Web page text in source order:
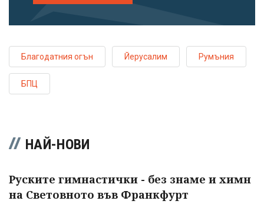
Благодатния огън Йерусалим Румъния
БПЦ
НАЙ-НОВИ
Руските гимнастички - без знаме и химн
на Световното във Франкфурт